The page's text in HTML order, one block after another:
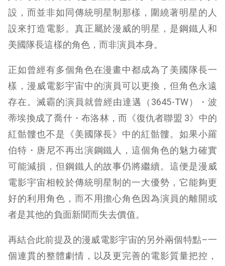
設，而並非如同傳統明星制那樣，圍繞著明星的人
設來打造電影。真正屬於漫威的明星，是鋼鐵人和
美國隊長這樣的角色，而非演員本身。
正如曾經有多個角色在漫畫中都成為了美國隊長一
樣，漫威電影宇宙中的演員可以更換，但角色永遠
存在。滅霸的演員就曾經由達邁（3645-TW）・波
蒂埃換成了喬什・布洛林，而《復仇者聯盟 3》中的
紅骷髏也不是《美國隊長》中的紅骷髏。如果小羅
伯特・唐尼不再出演鋼鐵人，這個角色的魅力確實
可能減損，但鋼鐵人的故事仍將繼續。這便是漫威
電影宇宙相較於傳統明星制的一大優勢，它能夠更
好的利用角色，而不用擔心角色因為演員的離開或
者是其他的負面新聞而失去價值。
再結合此前提及的漫威電影宇宙的另外兩個特點–一
個連貫的整體劇情，以及更完善的電影質量把控，